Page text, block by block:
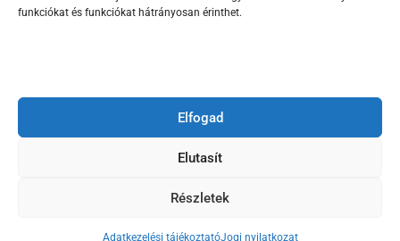
funkciókat és funkciókat hátrányosan érinthet.
Elfogad
Elutasít
Részletek
Adatkezelési tájékoztatóJogi nyilatkozat
© 2024 Minden jog fenntartva.